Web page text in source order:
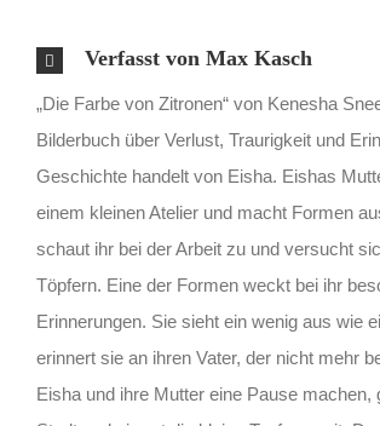
Verfasst von Max Kasch
„Die Farbe von Zitronen“ von Kenesha
Bilderbuch über Verlust, Traurigkeit und
Geschichte handelt von Eisha. Eishas
einem kleinen Atelier und macht Formen
schaut ihr bei der Arbeit zu und versucht
Töpfern. Eine der Formen weckt bei ihr
Erinnerungen. Sie sieht ein wenig aus wie
erinnert sie an ihren Vater, der nicht mehr
Eisha und ihre Mutter eine Pause machen,